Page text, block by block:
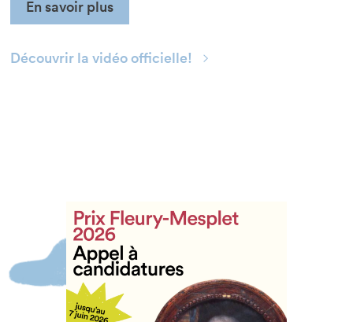
En savoir plus
Découvrir la vidéo officielle!